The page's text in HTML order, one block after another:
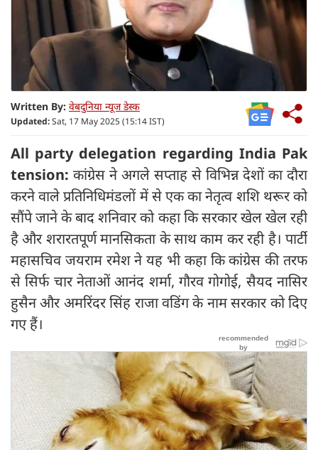
Written By: वेबदुनिया न्यूज डेस्क
Updated:Sat, 17 May 2025 (15:14 IST)
All party delegation regarding India Pak
tension: कांग्रेस ने अगले सप्ताह से विभिन्न देशों का दौरा
करने वाले प्रतिनिधिमंडलों में से एक का नेतृत्व शशि थरूर को
सौंपे जाने के बाद शनिवार को कहा कि सरकार खेल खेल रही
है और शरारतपूर्ण मानसिकता के साथ काम कर रही है। पार्टी
महासचिव जयराम रमेश ने यह भी कहा कि कांग्रेस की तरफ
से सिर्फ चार नेताओं आनंद शर्मा, गौरव गोगोई, सैयद नासिर
हुसैन और अमरिंदर सिंह राजा वडिंग के नाम सरकार को दिए
गए हैं।